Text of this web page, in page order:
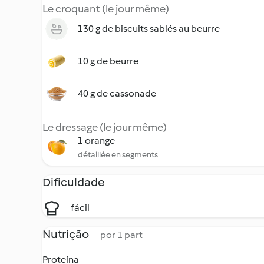
Le croquant (le jour même)
130 g de biscuits sablés au beurre
10 g de beurre
40 g de cassonade
Le dressage (le jour même)
1 orange
détaillée en segments
Dificuldade
fácil
Nutrição por 1 part
Proteína